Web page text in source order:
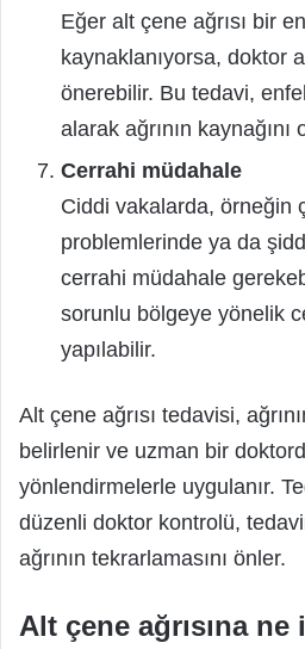
Eğer alt çene ağrısı bir
kaynaklanıyorsa, doktor
önerebilir. Bu tedavi,
alarak ağrının kaynağını
Cerrahi müdahale
Ciddi vakalarda, örneğin
problemlerinde ya da
cerrahi müdahale
sorunlu bölgeye yönelik
yapılabilir.
Alt çene ağrısı tedavisi,
belirlenir ve uzman bir
yönlendirmelerle uygulanır.
düzenli doktor kontrolü,
ağrının tekrarlamasını önler.
Alt çene ağrısına